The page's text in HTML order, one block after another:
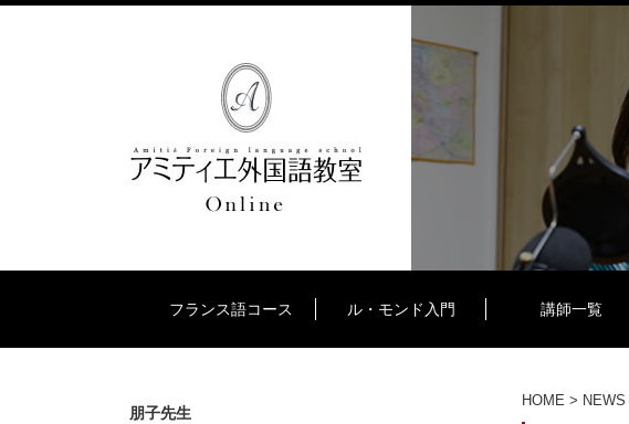
フランス語コース ル・モンド入門 講師一覧
HOME > NEWS
朋子先生